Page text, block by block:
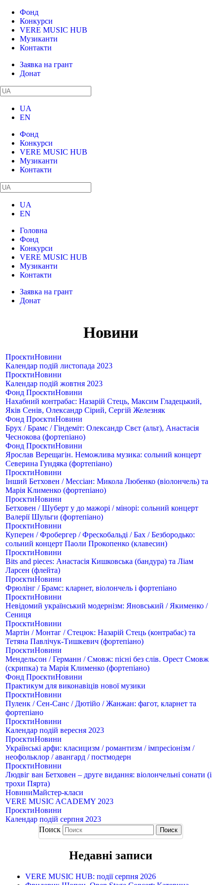
Фонд
Конкурси
VERE MUSIC HUB
Музиканти
Контакти
Заявка на грант
Донат
UA
EN
Фонд
Конкурси
VERE MUSIC HUB
Музиканти
Контакти
UA
EN
Головна
Фонд
Конкурси
VERE MUSIC HUB
Музиканти
Контакти
Заявка на грант
Донат
Новини
ПроєктиНовини
Календар подій листопада 2023
ПроєктиНовини
Календар подій жовтня 2023
Фонд ПроєктиНовини
Нахабний контрабас: Назарій Стець, Максим Гладецький,
Яків Сенів, Олександр Сірий, Сергій Железняк
Фонд ПроєктиНовини
Брух / Брамс / Гіндеміт: Олександр Свєт (альт), Анастасія
Чеснокова (фортепіано)
Фонд ПроєктиНовини
Ярослав Верещагін. Неможлива музика: сольний концерт
Северина Гундяка (фортепіано)
ПроєктиНовини
Інший Бетховен / Мессіан: Микола Любенко (віолончель) та
Марія Клименко (фортепіано)
ПроєктиНовини
Бетховен / Шуберт у до мажорі / мінорі: сольний концерт
Валерії Шульги (фортепіано)
ПроєктиНовини
Куперен / Фробергер / Фрескобальді / Бах / Безбородько:
сольний концерт Паоли Прокопенко (клавесин)
ПроєктиНовини
Bits and pieces: Анастасія Кишковська (бандура) та Ліам
Ларсен (флейта)
ПроєктиНовини
Фрюлінг / Брамс: кларнет, віолончель і фортепіано
ПроєктиНовини
Невідомий український модернізм: Яновський / Якименко /
Сениця
ПроєктиНовини
Мартін / Монтаг / Стецюк: Назарій Стець (контрабас) та
Тетяна Павлічук-Тишкевич (фортепіано)
ПроєктиНовини
Мендельсон / Германн / Смовж: пісні без слів. Орест Смовж
(скрипка) та Марія Клименко (фортепіано)
Фонд ПроєктиНовини
Практикум для виконавіців нової музики
ПроєктиНовини
Пуленк / Сен-Санс / Дютійо / Жанжан: фагот, кларнет та
фортепіано
ПроєктиНовини
Календар подій вересня 2023
ПроєктиНовини
Українські арфи: класицизм / романтизм / імпресіонізм /
неофольклор / авангард / постмодерн
ПроєктиНовини
Людвіг ван Бетховен – друге видання: віолончельні сонати (і
трохи Пярта)
НовиниМайстер-класи
VERE MUSIC ACADEMY 2023
ПроєктиНовини
Календар подій серпня 2023
Поиск
Недавні записи
VERE MUSIC HUB: події серпня 2026